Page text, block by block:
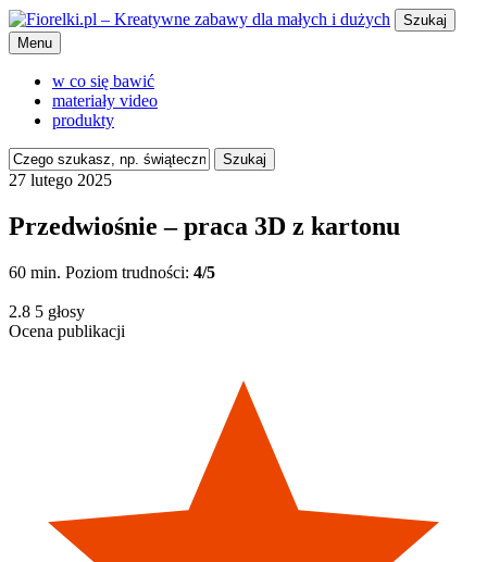
Szukaj
Menu
w co się bawić
materiały video
produkty
Szukaj
27 lutego 2025
Przedwiośnie – praca 3D z kartonu
60 min. Poziom trudności: 4/5
2.8 5 głosy
Ocena publikacji